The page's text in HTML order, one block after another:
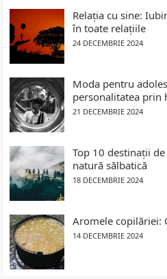
Relația cu sine:
în toate relațiile
24 DECEMBRIE 2024
Moda pentru
personalitatea prin
21 DECEMBRIE 2024
Top 10 destinații
natură sălbatică
18 DECEMBRIE 2024
Aromele copilăriei:
14 DECEMBRIE 2024